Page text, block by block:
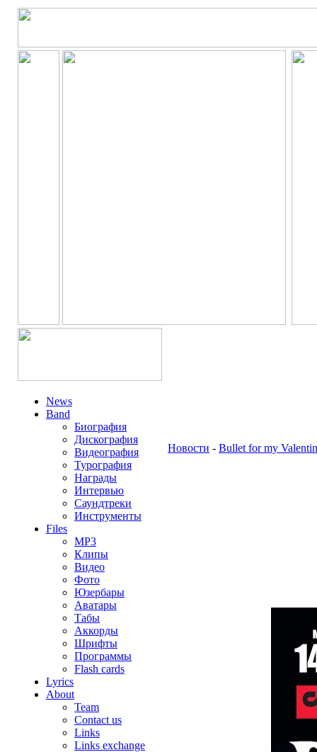
News
Band
Биография
Дискография
Видеография
Турография
Награды
Интервью
Саундтреки
Инструменты
Files
MP3
Клипы
Видео
Фото
Юзербары
Аватары
Табы
Аккорды
Шрифты
Программы
Flash cards
Lyrics
About
Team
Contact us
Links
Links exchange
Новости - Bullet for my